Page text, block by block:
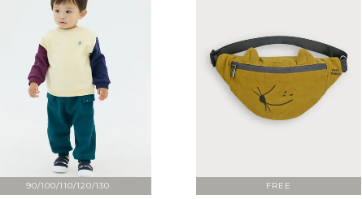
90/100/110/120/130 FREE